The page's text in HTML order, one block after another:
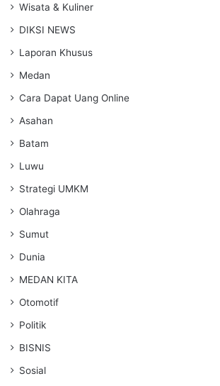
Wisata & Kuliner
DIKSI NEWS
Laporan Khusus
Medan
Cara Dapat Uang Online
Asahan
Batam
Luwu
Strategi UMKM
Olahraga
Sumut
Dunia
MEDAN KITA
Otomotif
Politik
BISNIS
Sosial